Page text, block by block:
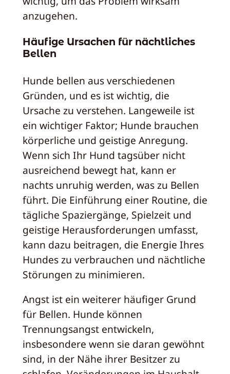
anzugehen.
Häufige Ursachen für nächtliches
Bellen
Hunde bellen aus verschiedenen
Gründen, und es ist wichtig, die
Ursache zu verstehen. Langeweile ist
ein wichtiger Faktor; Hunde brauchen
körperliche und geistige Anregung.
Wenn sich Ihr Hund tagsüber nicht
ausreichend bewegt hat, kann er
nachts unruhig werden, was zu Bellen
führt. Die Einführung einer Routine, die
tägliche Spaziergänge, Spielzeit und
geistige Herausforderungen umfasst,
kann dazu beitragen, die Energie Ihres
Hundes zu verbrauchen und nächtliche
Störungen zu minimieren.
Angst ist ein weiterer häufiger Grund
für Bellen. Hunde können
Trennungsangst entwickeln,
insbesondere wenn sie daran gewöhnt
sind, in der Nähe ihrer Besitzer zu